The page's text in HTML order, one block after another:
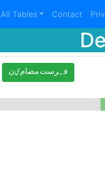
All Tables Contact
ﻓﮩﺮﺳﺖ ﻣﻀﺎﻡیﻥ